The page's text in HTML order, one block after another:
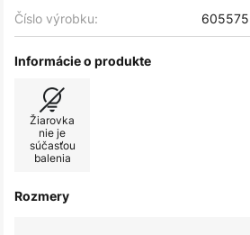
Číslo výrobku:
Informácie o produkte
Žiarovka
nie je
súčasťou
balenia
Rozmery